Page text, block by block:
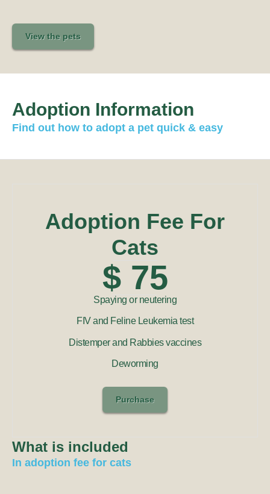
View the pets
Adoption Information
Find out how to adopt a pet quick & easy
Adoption Fee For
Cats
$ 75
Spaying or neutering
FIV and Feline Leukemia test
Distemper and Rabbies vaccines
Deworming
Purchase
What is included
In adoption fee for cats